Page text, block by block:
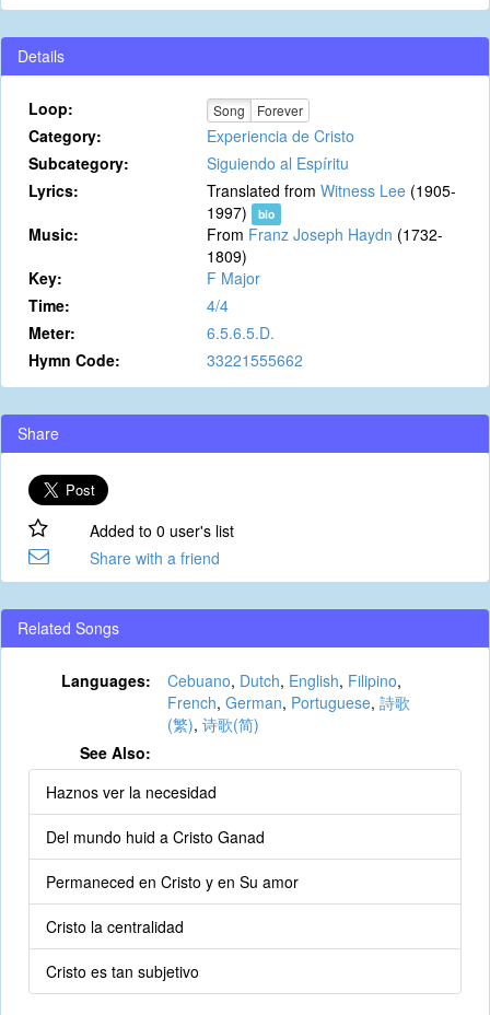
Details
Loop: Song Forever
Category:
Experiencia de Cristo
Subcategory:
Siguiendo al Espíritu
Lyrics:
Translated from Witness Lee (1905-
1997)
bio
Music: From Franz Joseph Haydn (1732-
1809)
Key:
F Major
Time:
4/4
Meter:
6.5.6.5.D.
Hymn Code:
33221555662
Share
Added to 0 user's list
Share with a friend
Related Songs
Languages: Cebuano, Dutch, English, Filipino,
French, German, Portuguese, 詩歌
(繁), 诗歌(简)
See Also:
Haznos ver la necesidad
Del mundo huid a Cristo Ganad
Permaneced en Cristo y en Su amor
Cristo la centralidad
Cristo es tan subjetivo